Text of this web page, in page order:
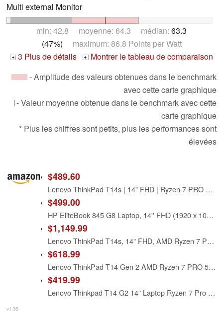
Multi external Monitor
min: 42.8 moyenne: 64.3 médian: 63.3
(47%) maximum: 86.8 Points per Watt
+ 3 Plus de détails + Montrer le tableau de comparaison
- Amplitude des valeurs obtenues dans le benchmark
avec cette carte graphique
- Valeur moyenne obtenue dans le benchmark avec cette
carte graphique
* Plus les chiffres sont petits, plus les performances sont
élevées
$489.60
Lenovo ThinkPad T14s | 14" FHD | Ryzen 7 PRO 5850U | 16GB RAM | 512GB SSD | Win 11 Pro | Backlit Keyboard | Fingerprint | Wi-Fi
$499.00
HP EliteBook 845 G8 Laptop, 14'' FHD (1920 x 1080) Laptop, AMD Ryzen 7 Pro 5850U, 16GB RAM, 256GB SSD, Backlit Keyboard, Wi-Fi, Windows 11 Pro, Silver (Renewed)
$1,149.99
Lenovo ThinkPad T14s, 14" FHD, AMD Ryzen 7 PRO 5850U, 16GB RAM, 1TB SSD
$618.99
Lenovo ThinkPad T14 Gen 2 AMD Ryzen 7 PRO 5850U, 14" FHD (1920x1080) IPS 400nits Anti-Glare, 16GB RAM, 512GB SSD, Backlit Keyboard, Fingerprint Reader Win10Pro
$419.99
Lenovo Thinkpad T14 G2 14" Laptop Ryzen 7 Pro 5850U 16GB RAM 512GB SSD W11P
v1.35